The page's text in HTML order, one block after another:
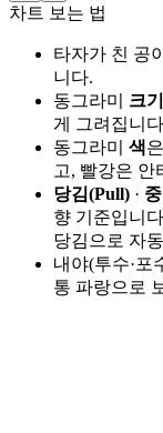
차트 보는 법
타자가 친 공
니다.
동그라미 크기
게 그려집니
동그라미 색
고, 빨강은 안
당김(Pull) ·
향 기준입니
당김으로 자
내야(투수·포
통 파랑으로